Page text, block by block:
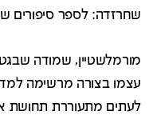
שחרזדה: לספר סיפורים
מורמלשטיין, שמודה
עצמו בצורה מרשימה
לעתים מתעוררת תחושת